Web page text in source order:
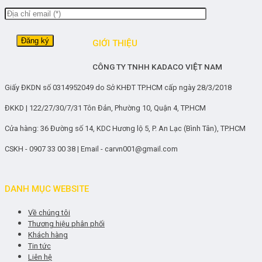
GIỚI THIỆU
CÔNG TY TNHH KADACO VIỆT NAM
Giấy ĐKDN số 0314952049 do Sở KHĐT TP.HCM cấp ngày 28/3/2018
ĐKKD | 122/27/30/7/31 Tôn Đản, Phường 10, Quận 4, TP.HCM
Cửa hàng: 36 Đường số 14, KDC Hương lộ 5, P. An Lạc (Bình Tân), TP.HCM
CSKH - 0907 33 00 38 | Email - carvn001@gmail.com
DANH MỤC WEBSITE
Về chúng tôi
Thương hiệu phân phối
Khách hàng
Tin tức
Liên hệ